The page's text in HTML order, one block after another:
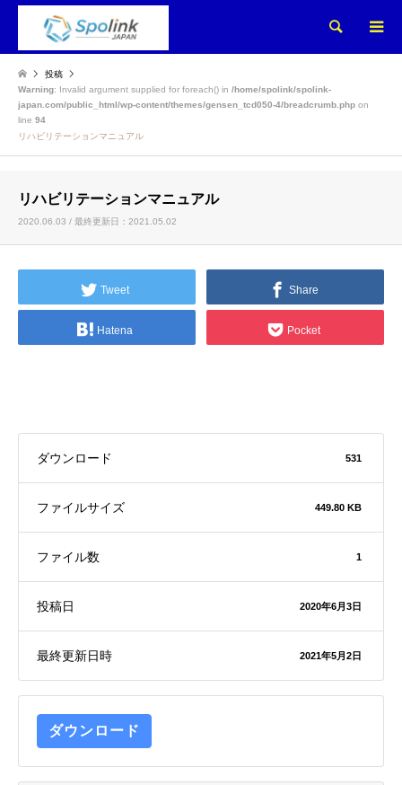
検索
投稿
Warning: Invalid argument supplied for foreach() in /home/spolink/spolink-
japan.com/public_html/wp-content/themes/gensen_tcd050-4/breadcrumb.php on
line 94
リハビリテーションマニュアル
リハビリテーションマニュアル
2020.06.03 / 最終更新日：2021.05.02
Tweet Share
Hatena Pocket
ダウンロード 531
ファイルサイズ 449.80 KB
ファイル数 1
投稿日 2020年6月3日
最終更新日時 2021年5月2日
ダウンロード